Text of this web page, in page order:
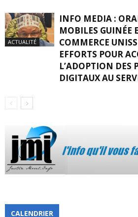
ACTUALITÉ
INFO MEDIA :
MOBILES GUINÉE
COMMERCE
EFFORTS POUR
L’ADOPTION DES
DIGITAUX AU
CALENDRIER